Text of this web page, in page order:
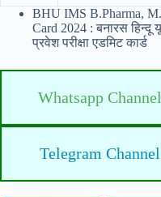
BHU IMS B.Pharma,
Card 2024 : बनारस हिन्दू
प्रवेश परीक्षा एडमिट कार्ड
Whatsapp Channel
Telegram Channel